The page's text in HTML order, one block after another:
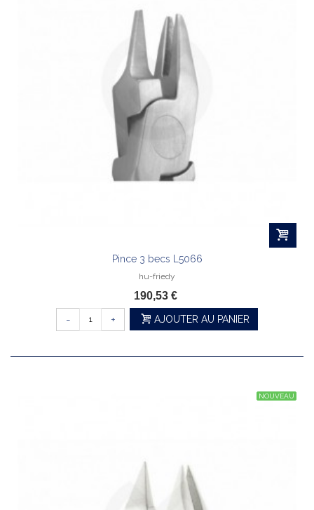
Pince 3 becs L5066
hu-friedy
190,53 €
- + AJOUTER AU PANIER
NOUVEAU